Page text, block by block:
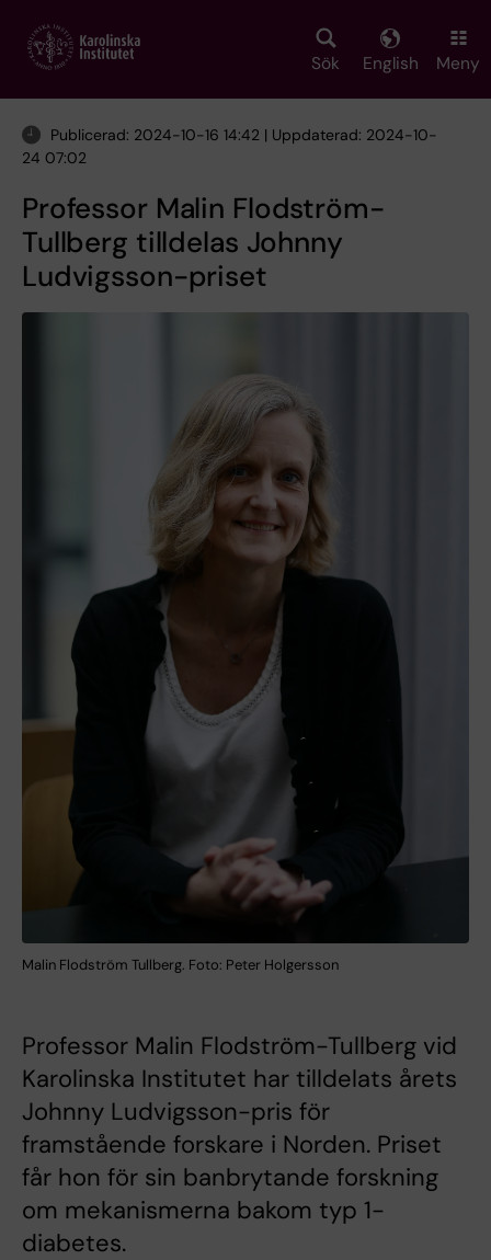
main
Sök English Meny
Publicerad: 2024-10-16 14:42 | Uppdaterad: 2024-10-
24 07:02
Professor Malin Flodström-
Tullberg tilldelas Johnny
Ludvigsson-priset
Malin Flodström Tullberg. Foto: Peter Holgersson
Professor Malin Flodström-Tullberg vid
Karolinska Institutet har tilldelats årets
Johnny Ludvigsson-pris för
framstående forskare i Norden. Priset
får hon för sin banbrytande forskning
om mekanismerna bakom typ 1-
diabetes.